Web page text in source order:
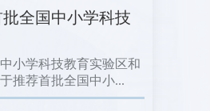
全国中小学科技
小学科技教育实验区和
推荐首批全国中小...